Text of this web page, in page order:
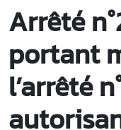
Arrêté
portant
l’arrêté